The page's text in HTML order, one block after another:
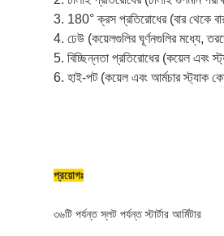
3. 180° ক্রস প্রতিরোধের (বার থেকে
4. ঢেউ (কয়েলগুলির ঘূর্ণনগুলির মধ্যে,
5. বিচ্ছিন্নতা প্রতিরোধের (কয়েল এবং
6. হাই-পট (কয়েল এবং আর্মচার স্ট্যাক
প্রয়োগঃ
৩৬টি পর্যন্ত স্লট পর্যন্ত স্টার্টার আর্মিটার